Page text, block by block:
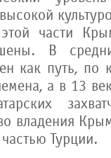
части
В
как путь, по
а в 13
владения
Турции.